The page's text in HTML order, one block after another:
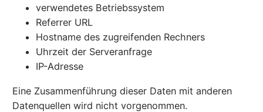
verwendetes Betriebssystem
Referrer URL
Hostname des zugreifenden Rechners
Uhrzeit der Serveranfrage
IP-Adresse
Eine Zusammenführung dieser Daten mit anderen
Datenquellen wird nicht vorgenommen.